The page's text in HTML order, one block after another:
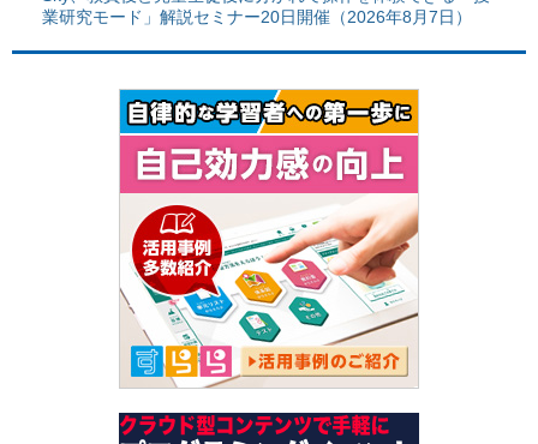
業研究モード」解説セミナー20日開催（2026年8月7日）